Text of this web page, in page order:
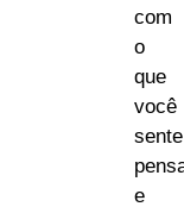
com
o
que
você
e